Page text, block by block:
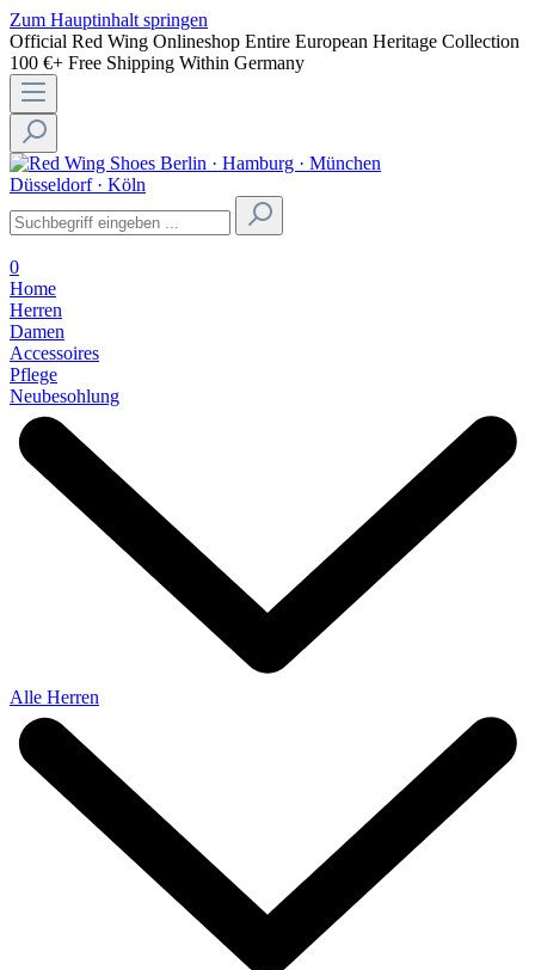
Zum Hauptinhalt springen
Official Red Wing Onlineshop Entire European Heritage Collection
100 €+ Free Shipping Within Germany
Berlin · Hamburg · München
Düsseldorf · Köln
0
Home
Herren
Damen
Accessoires
Pflege
Neubesohlung
Alle Herren